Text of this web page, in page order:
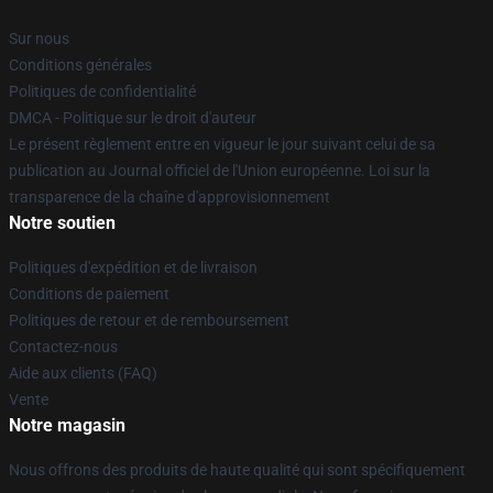
Sur nous
Conditions générales
Politiques de confidentialité
DMCA - Politique sur le droit d'auteur
Le présent règlement entre en vigueur le jour suivant celui de sa
publication au Journal officiel de l'Union européenne. Loi sur la
transparence de la chaîne d'approvisionnement
Notre soutien
Politiques d'expédition et de livraison
Conditions de paiement
Politiques de retour et de remboursement
Contactez-nous
Aide aux clients (FAQ)
Vente
Notre magasin
Nous offrons des produits de haute qualité qui sont spécifiquement